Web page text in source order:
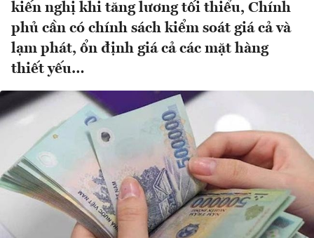
kiến nghị khi tăng lương tối thiểu, Chính
phủ cần có chính sách kiểm soát giá cả và
lạm phát, ổn định giá cả các mặt hàng
thiết yếu…